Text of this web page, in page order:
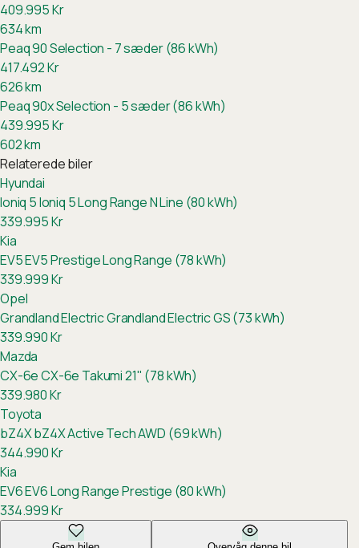
409.995Kr
634km
Peaq 90 Selection - 7 sæder (86 kWh)
417.492Kr
626km
Peaq 90x Selection - 5 sæder (86 kWh)
439.995Kr
602km
Relaterede biler
Hyundai
Ioniq 5Ioniq 5 Long Range N Line (80 kWh)
339.995Kr
Kia
EV5EV5 Prestige Long Range (78 kWh)
339.999Kr
Opel
Grandland ElectricGrandland Electric GS (73 kWh)
339.990Kr
Mazda
CX-6eCX-6e Takumi 21" (78 kWh)
339.980Kr
Toyota
bZ4XbZ4X Active Tech AWD (69 kWh)
344.990Kr
Kia
EV6EV6 Long Range Prestige (80 kWh)
334.999Kr